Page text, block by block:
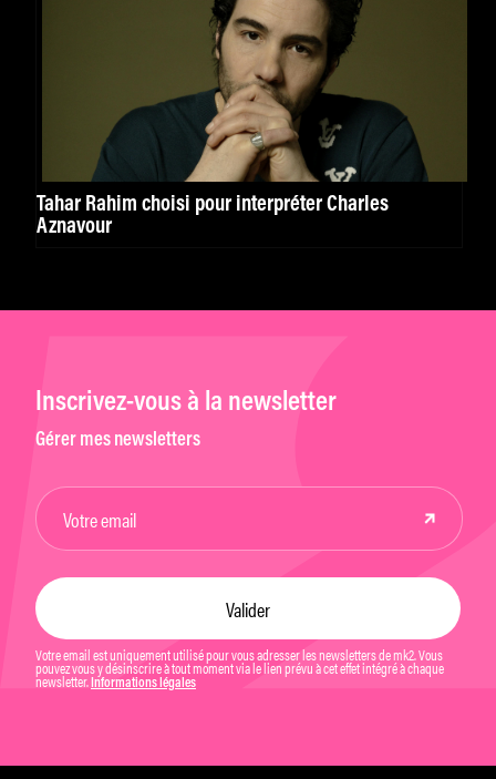
Tahar Rahim choisi pour interpréter Charles
Aznavour
Inscrivez-vous à la newsletter
Gérer mes newsletters
Votre email est uniquement utilisé pour vous adresser les newsletters de mk2. Vous
pouvez vous y désinscrire à tout moment via le lien prévu à cet effet intégré à chaque
newsletter. Informations légales